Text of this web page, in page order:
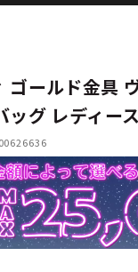
ゴールド金具
ッグ レディース